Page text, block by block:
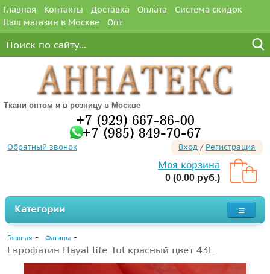
Главная Контакты Доставка Оплата
Система скидок
Наш магазин в Москве
Опт
Ткани оптом и в розницу в Москве
+7 (929) 667-86-00
+7 (985) 849-70-67
Обратный звонок Вход / Регистрация
Моя корзина
0 (0.00 руб.)
Категории
Главная Фатины
Еврофатин Hayal life Tul красный цвет 43L